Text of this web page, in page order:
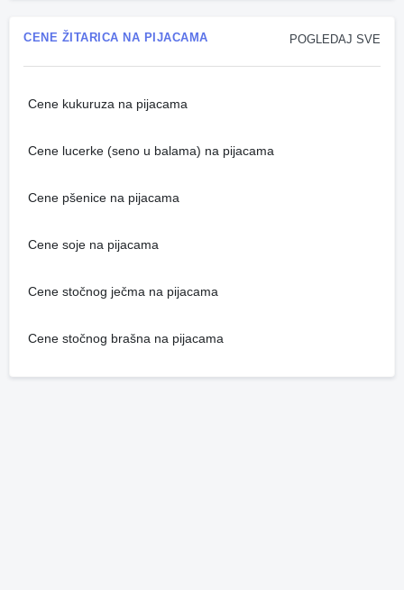
POGLEDAJ SVE
CENE ŽITARICA NA PIJACAMA
Cene kukuruza na pijacama
Cene lucerke (seno u balama) na pijacama
Cene pšenice na pijacama
Cene soje na pijacama
Cene stočnog ječma na pijacama
Cene stočnog brašna na pijacama